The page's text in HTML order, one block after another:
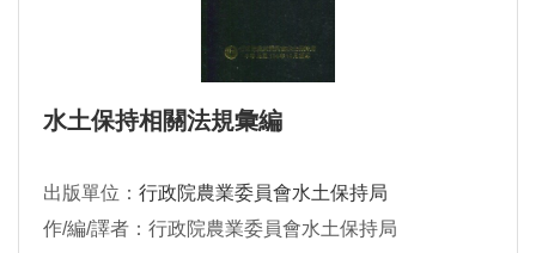
水土保持相關法規彙編
出版單位： 行政院農業委員會水土保持局
作/編/譯者：行政院農業委員會水土保持局